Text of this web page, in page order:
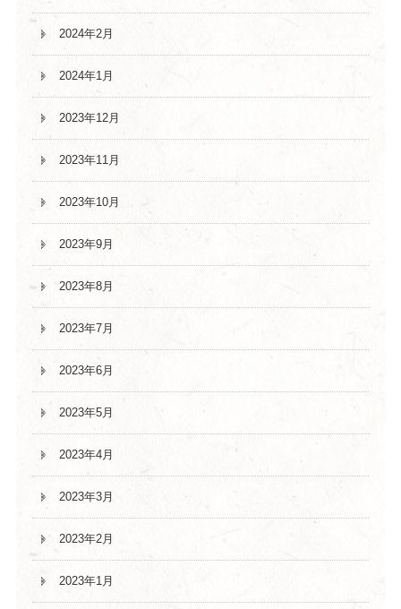
2024年2月
2024年1月
2023年12月
2023年11月
2023年10月
2023年9月
2023年8月
2023年7月
2023年6月
2023年5月
2023年4月
2023年3月
2023年2月
2023年1月